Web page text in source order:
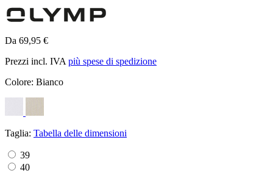
Da 69,95 €
Prezzi incl. IVA più spese di spedizione
Colore: Bianco
Taglia: Tabella delle dimensioni
39
40